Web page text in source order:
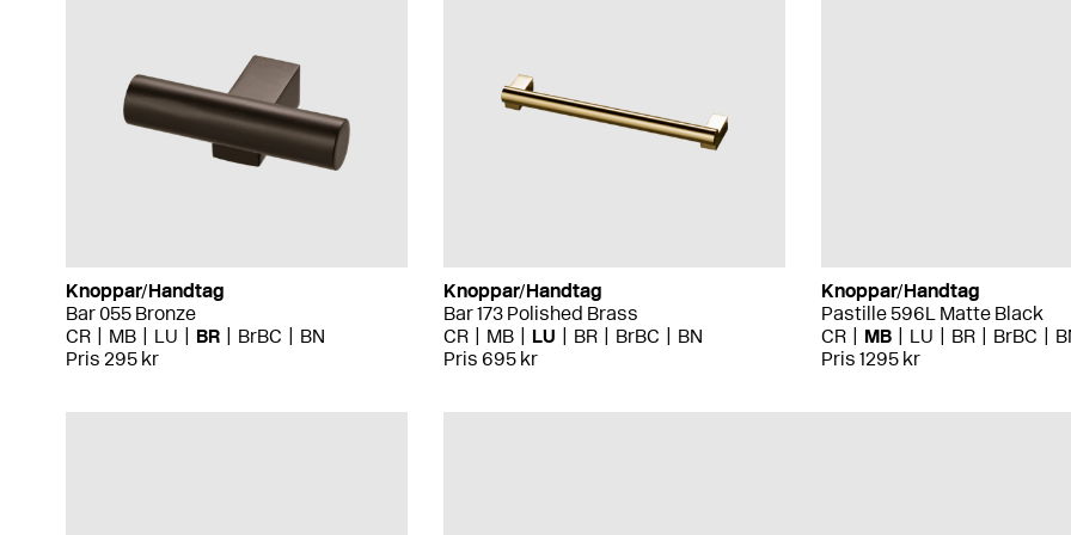
Knoppar/Handtag
Pastille 596L Matte Black
CR
MB LU BR BrBC
Pris 1295 kr
Knoppar/Handtag
Bar 055 Bronze
CR
MB LU BR BrBC
BN
Pris 295 kr
Knoppar/Handtag
Bar 173 Polished Brass
CR
MB LU BR BrBC
BN
Pris 695 kr